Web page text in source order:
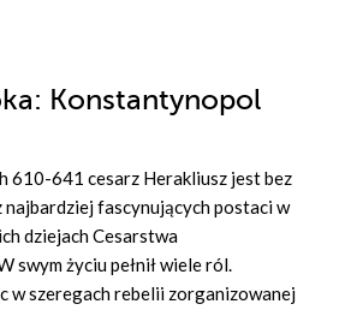
: Konstantynopol
610-641 cesarz Herakliusz jest bez
najbardziej fascynujących postaci w
dziejach Cesarstwa
swym życiu pełnił wiele ról.
w szeregach rebelii zorganizowanej